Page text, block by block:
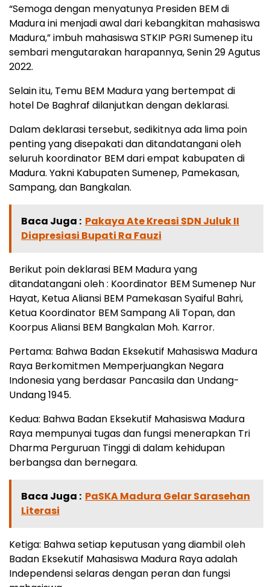
“Semoga dengan menyatunya Presiden BEM di
Madura ini menjadi awal dari kebangkitan mahasiswa
Madura,” imbuh mahasiswa STKIP PGRI Sumenep itu
sembari mengutarakan harapannya, Senin 29 Agutus
2022.
Selain itu, Temu BEM Madura yang bertempat di
hotel De Baghraf dilanjutkan dengan deklarasi.
Dalam deklarasi tersebut, sedikitnya ada lima poin
penting yang disepakati dan ditandatangani oleh
seluruh koordinator BEM dari empat kabupaten di
Madura. Yakni Kabupaten Sumenep, Pamekasan,
Sampang, dan Bangkalan.
Baca Juga : Pakaya Ate Kreasi SDN Juluk II
Diapresiasi Bupati Ra Fauzi
Berikut poin deklarasi BEM Madura yang
ditandatangani oleh : Koordinator BEM Sumenep Nur
Hayat, Ketua Aliansi BEM Pamekasan Syaiful Bahri,
Ketua Koordinator BEM Sampang Ali Topan, dan
Koorpus Aliansi BEM Bangkalan Moh. Karror.
Pertama: Bahwa Badan Eksekutif Mahasiswa Madura
Raya Berkomitmen Memperjuangkan Negara
Indonesia yang berdasar Pancasila dan Undang-
Undang 1945.
Kedua: Bahwa Badan Eksekutif Mahasiswa Madura
Raya mempunyai tugas dan fungsi menerapkan Tri
Dharma Perguruan Tinggi di dalam kehidupan
berbangsa dan bernegara.
Baca Juga : PaSKA Madura Gelar Sarasehan
Literasi
Ketiga: Bahwa setiap keputusan yang diambil oleh
Badan Eksekutif Mahasiswa Madura Raya adalah
Independensi selaras dengan peran dan fungsi